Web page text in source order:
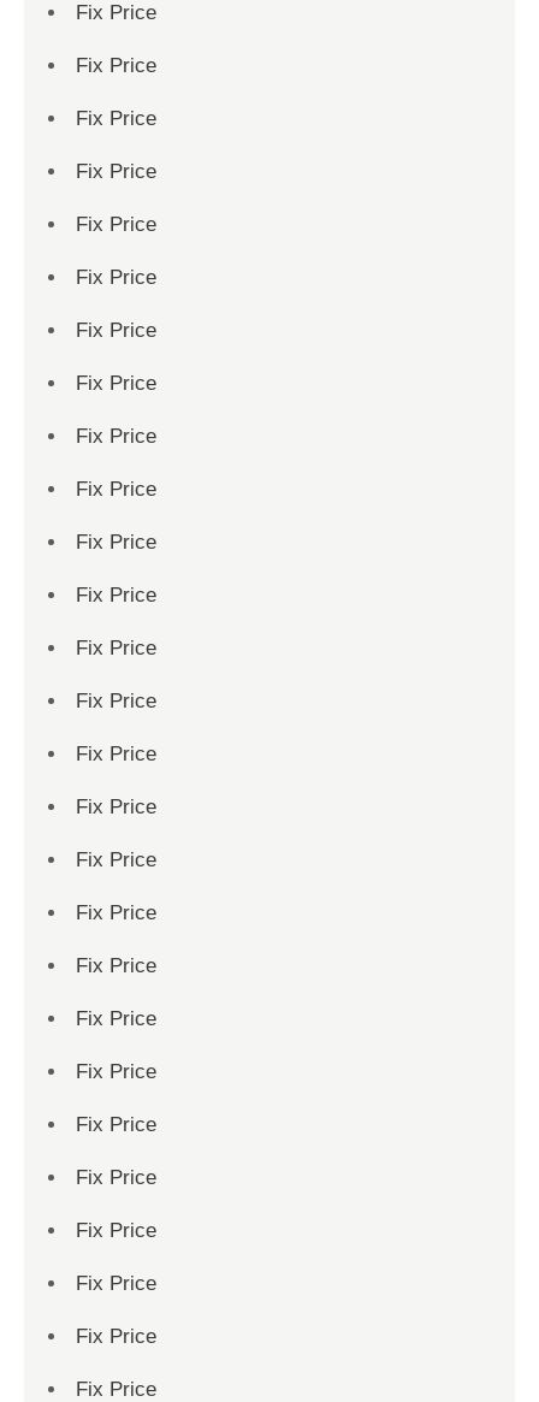
Fix Price
Fix Price
Fix Price
Fix Price
Fix Price
Fix Price
Fix Price
Fix Price
Fix Price
Fix Price
Fix Price
Fix Price
Fix Price
Fix Price
Fix Price
Fix Price
Fix Price
Fix Price
Fix Price
Fix Price
Fix Price
Fix Price
Fix Price
Fix Price
Fix Price
Fix Price
Fix Price